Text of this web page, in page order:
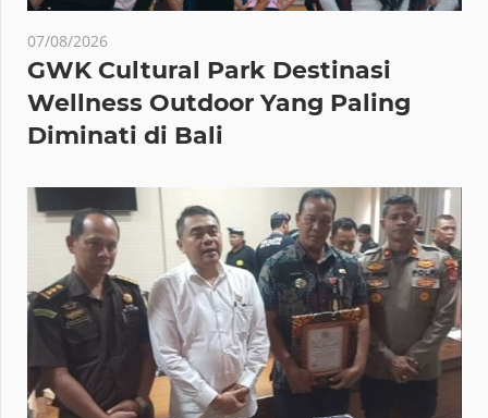
07/08/2026
GWK Cultural Park Destinasi
Wellness Outdoor Yang Paling
Diminati di Bali